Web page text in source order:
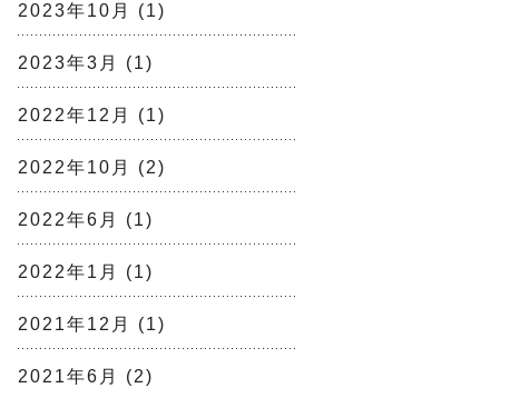
2023年10月 (1)
2023年3月 (1)
2022年12月 (1)
2022年10月 (2)
2022年6月 (1)
2022年1月 (1)
2021年12月 (1)
2021年6月 (2)